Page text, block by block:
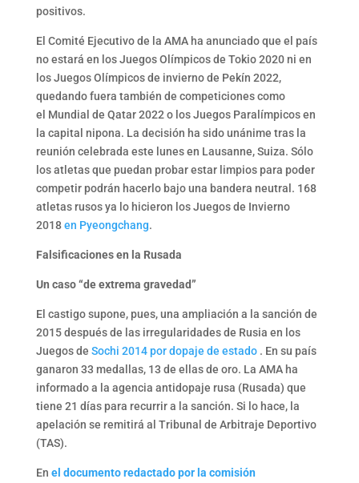
positivos.
El Comité Ejecutivo de la AMA ha anunciado que el país
no estará en los Juegos Olímpicos de Tokio 2020 ni en
los Juegos Olímpicos de invierno de Pekín 2022,
quedando fuera también de competiciones como
el Mundial de Qatar 2022 o los Juegos Paralímpicos en
la capital nipona. La decisión ha sido unánime tras la
reunión celebrada este lunes en Lausanne, Suiza. Sólo
los atletas que puedan probar estar limpios para poder
competir podrán hacerlo bajo una bandera neutral. 168
atletas rusos ya lo hicieron los Juegos de Invierno
2018en Pyeongchang.
Falsificaciones en la Rusada
Un caso “de extrema gravedad”
El castigo supone, pues, una ampliación a la sanción de
2015 después de las irregularidades de Rusia en los
Juegos de Sochi 2014 por dopaje de estado . En su país
ganaron 33 medallas, 13 de ellas de oro. La AMA ha
informado a la agencia antidopaje rusa (Rusada) que
tiene 21 días para recurrir a la sanción. Si lo hace, la
apelación se remitirá al Tribunal de Arbitraje Deportivo
(TAS).
En el documento redactado por la comisión